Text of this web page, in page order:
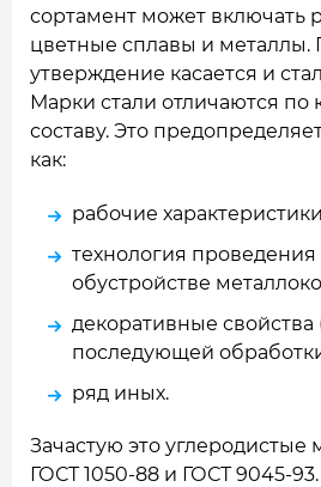
сортамент может включать
цветные сплавы и металлы.
утверждение касается и
Марки стали отличаются
составу. Это
как:
рабочие
технология
обустройстве
декоративные свойства
последующей
ряд иных.
Зачастую это углеродистые
ГОСТ 1050-88 и ГОСТ 9045-